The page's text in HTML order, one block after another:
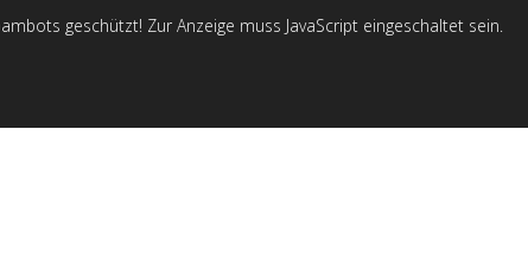
geschützt! Zur Anzeige muss JavaScript eingeschaltet sein.